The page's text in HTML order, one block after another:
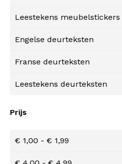
Leestekens meubelstickers
Engelse deurteksten
Franse deurteksten
Leestekens deurteksten
Prijs
€ 1,00 - € 1,99